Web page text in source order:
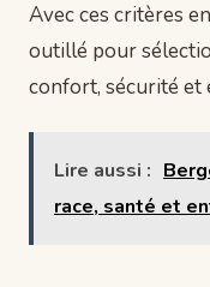
Avec ces critères
outillé pour
confort, sécurité et
Lire aussi :
race, santé et